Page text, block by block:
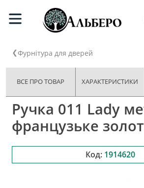
Фурнітура для дверей
ВСЕ ПРО ТОВАР ХАРАКТЕРИСТИКИ
Ручка 011 Lady
французьке
Код: 1914620